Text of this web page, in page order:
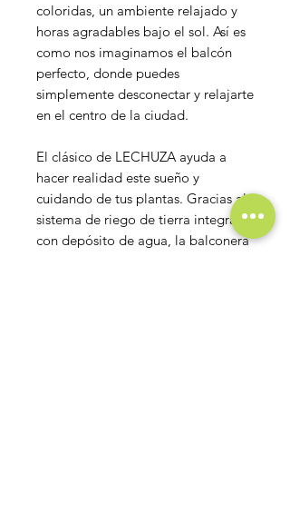
coloridas, un ambiente relajado y
horas agradables bajo el sol. Así es
como nos imaginamos el balcón
perfecto, donde puedes
simplemente desconectar y relajarte
en el centro de la ciudad.
El clásico de LECHUZA ayuda a
hacer realidad este sueño y
cuidando de tus plantas. Gracias al
sistema de riego de tierra integrado
con depósito de agua, la balconera